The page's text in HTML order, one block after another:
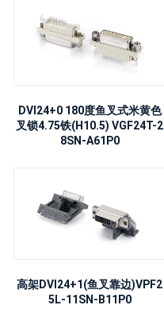
DVI24+0 180度鱼叉式米黄色
叉锁4.75铁(H10.5) VGF24T-2
8SN-A61P0
高架DVI24+1(鱼叉靠边)VPF2
5L-11SN-B11P0